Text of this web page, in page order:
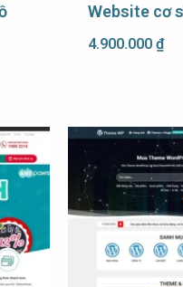
Website cơ
4.900.000 ₫